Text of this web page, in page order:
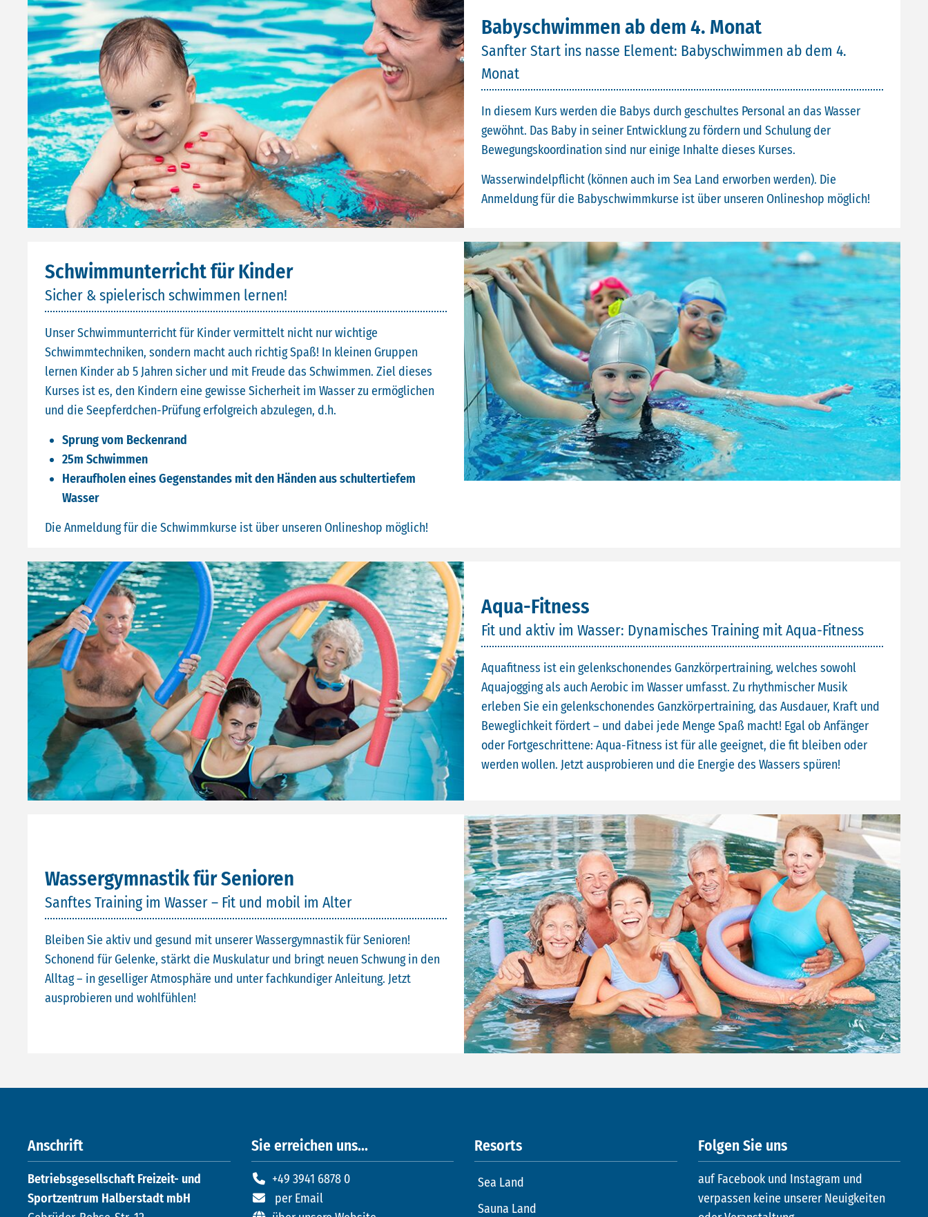
Babyschwimmen ab dem 4. Monat
Sanfter Start ins nasse Element: Babyschwimmen ab dem 4.
Monat
In diesem Kurs werden die Babys durch geschultes Personal an das Wasser
gewöhnt. Das Baby in seiner Entwicklung zu fördern und Schulung der
Bewegungskoordination sind nur einige Inhalte dieses Kurses.
Wasserwindelpflicht (können auch im Sea Land erworben werden). Die
Anmeldung für die Babyschwimmkurse ist über unseren Onlineshop möglich!
Schwimmunterricht für Kinder
Sicher & spielerisch schwimmen lernen!
Unser Schwimmunterricht für Kinder vermittelt nicht nur wichtige
Schwimmtechniken, sondern macht auch richtig Spaß! In kleinen Gruppen
lernen Kinder ab 5 Jahren sicher und mit Freude das Schwimmen. Ziel dieses
Kurses ist es, den Kindern eine gewisse Sicherheit im Wasser zu ermöglichen
und die Seepferdchen-Prüfung erfolgreich abzulegen, d.h.
Sprung vom Beckenrand
25m Schwimmen
Heraufholen eines Gegenstandes mit den Händen aus schultertiefem
Wasser
Die Anmeldung für die Schwimmkurse ist über unseren Onlineshop möglich!
Aqua-Fitness
Fit und aktiv im Wasser: Dynamisches Training mit Aqua-Fitness
Aquafitness ist ein gelenkschonendes Ganzkörpertraining, welches sowohl
Aquajogging als auch Aerobic im Wasser umfasst. Zu rhythmischer Musik
erleben Sie ein gelenkschonendes Ganzkörpertraining, das Ausdauer, Kraft und
Beweglichkeit fördert – und dabei jede Menge Spaß macht! Egal ob Anfänger
oder Fortgeschrittene: Aqua-Fitness ist für alle geeignet, die fit bleiben oder
werden wollen. Jetzt ausprobieren und die Energie des Wassers spüren!
Wassergymnastik für Senioren
Sanftes Training im Wasser – Fit und mobil im Alter
Bleiben Sie aktiv und gesund mit unserer Wassergymnastik für Senioren!
Schonend für Gelenke, stärkt die Muskulatur und bringt neuen Schwung in den
Alltag – in geselliger Atmosphäre und unter fachkundiger Anleitung. Jetzt
ausprobieren und wohlfühlen!
Anschrift
Betriebsgesellschaft Freizeit- und
Sportzentrum Halberstadt mbH
Sie erreichen uns...
+49 3941 6878 0
per Email
Resorts
Sea Land
Sauna Land
Folgen Sie uns
auf Facebook und Instagram und
verpassen keine unserer Neuigkeiten